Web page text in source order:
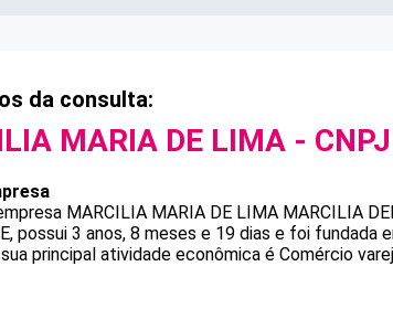
da consulta:
MARIA DE LIMA - CNPJ
MARCILIA MARIA DE LIMA MARCILIA
possui 3 anos, 8 meses e 19 dias e foi fundada
principal atividade econômica é Comércio